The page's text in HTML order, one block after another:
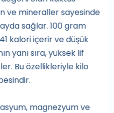
ve mineraller sayesinde
sağlar. 100 gram
kalori içerir ve düşük
yanı sıra, yüksek lif
Bu özellikleriyle kilo
magnezyum ve